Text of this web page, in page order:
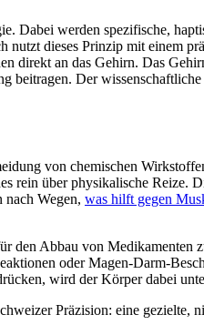
Dabei werden spezifische,
dieses Prinzip mit einem
direkt an das Gehirn. Das
beitragen. Der
von chemischen
rein über physikalische Reize.
Wegen, was hilft gegen
den Abbau von Medikamenten
oder Magen-Darm-
wird der Körper dabei
Präzision: eine